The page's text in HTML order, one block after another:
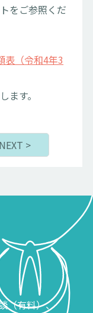
をご参照くだ
表（令和4年3
ます。
NEXT >
（有料）、